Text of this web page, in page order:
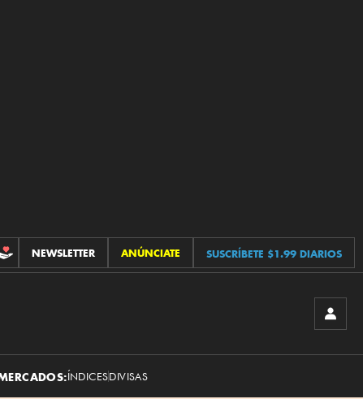
CONTRIBUCIONES
NEWSLETTER ANÚNCIATE SUSCRÍBETE $1.99 DIARIOS
ÍNDICESDIVISAS